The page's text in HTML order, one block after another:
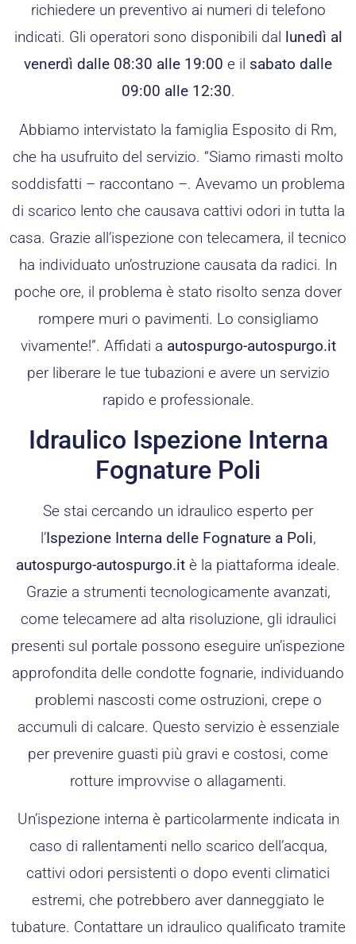
richiedere un preventivo ai numeri di telefono
indicati. Gli operatori sono disponibili dal lunedì al
venerdì dalle 08:30 alle 19:00 e il sabato dalle
09:00 alle 12:30.
Abbiamo intervistato la famiglia Esposito di Rm,
che ha usufruito del servizio. “Siamo rimasti molto
soddisfatti – raccontano –. Avevamo un problema
di scarico lento che causava cattivi odori in tutta la
casa. Grazie all’ispezione con telecamera, il tecnico
ha individuato un’ostruzione causata da radici. In
poche ore, il problema è stato risolto senza dover
rompere muri o pavimenti. Lo consigliamo
vivamente!”. Affidati a autospurgo-autospurgo.it
per liberare le tue tubazioni e avere un servizio
rapido e professionale.
Idraulico Ispezione Interna
Fognature Poli
Se stai cercando un idraulico esperto per
l’Ispezione Interna delle Fognature a Poli,
autospurgo-autospurgo.it è la piattaforma ideale.
Grazie a strumenti tecnologicamente avanzati,
come telecamere ad alta risoluzione, gli idraulici
presenti sul portale possono eseguire un’ispezione
approfondita delle condotte fognarie, individuando
problemi nascosti come ostruzioni, crepe o
accumuli di calcare. Questo servizio è essenziale
per prevenire guasti più gravi e costosi, come
rotture improvvise o allagamenti.
Un’ispezione interna è particolarmente indicata in
caso di rallentamenti nello scarico dell’acqua,
cattivi odori persistenti o dopo eventi climatici
estremi, che potrebbero aver danneggiato le
tubature. Contattare un idraulico qualificato tramite